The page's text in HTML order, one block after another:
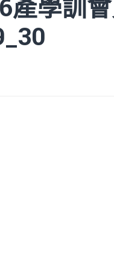
產學訓